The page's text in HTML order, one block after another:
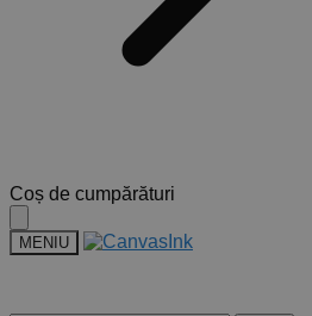
Coș de cumpărături
MENIU